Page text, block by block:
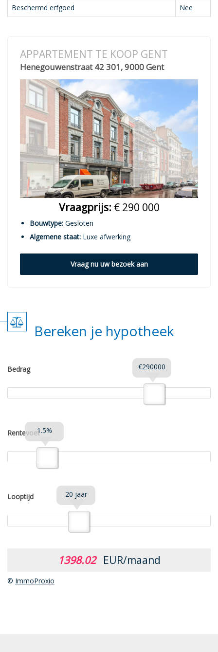
Beschermd erfgoed
Nee
APPARTEMENT TE KOOP GENT
Henegouwenstraat 42 301, 9000 Gent
Vraagprijs: € 290 000
Bouwtype: Gesloten
Algemene staat: Luxe afwerking
Vraag nu uw bezoek aan
Bereken je hypotheek
Bedrag €290000
Rentevoet1.5%
Looptijd 20 jaar
1398.02 EUR/maand
© ImmoProxio